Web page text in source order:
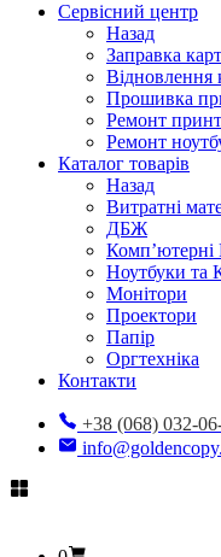
Сервісний центр
Назад
Заправка
Відновлення
Прошивка
Ремонт
Ремонт
Каталог товарів
Назад
Витратні
ДБЖ
Ноутбуки та
Монітори
Проектори
Папір
Оргтехніка
Контакти
+38 (068) 032-